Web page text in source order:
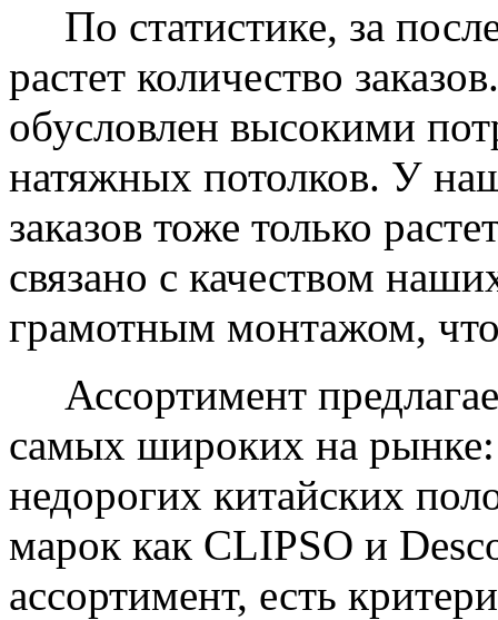
По статистике, за
растет количество
обусловлен высокими
натяжных потолков. У
заказов тоже только
связано с качеством
грамотным монтажом,
Ассортимент
самых широких на
недорогих китайских
марок как CLIPSO и
ассортимент, есть